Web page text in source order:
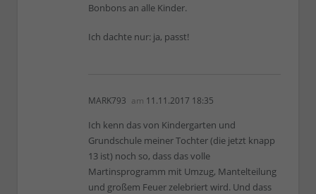
Bonbons an alle Kinder.
Ich dachte nur: ja, passt!
MARK793 am 11.11.2017 18:35
Ich kenn das von Kindergarten und
Grundschule meiner Tochter (die jetzt knapp
13 ist) noch so, dass das volle
Martinsprogramm mit Umzug, Mantelteilung
und großem Feuer zelebriert wird. Und dass